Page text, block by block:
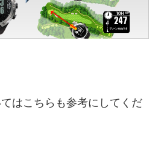
はこちらも参考にしてくだ